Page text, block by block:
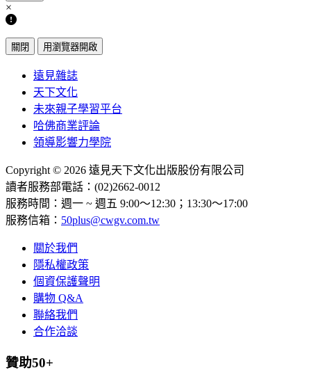
×
關閉 用瀏覽器開啟
遠見雜誌
天下文化
未來親子學習平台
哈佛商業評論
領導影響力學院
Copyright © 2026 遠見天下文化出版股份有限公司
讀者服務部電話：(02)2662-0012
服務時間：週一 ~ 週五 9:00～12:30；13:30～17:00
服務信箱： 50plus@cwgv.com.tw
關於我們
隱私權政策
個資保護聲明
購物 Q&A
聯絡我們
合作洽談
贊助50+